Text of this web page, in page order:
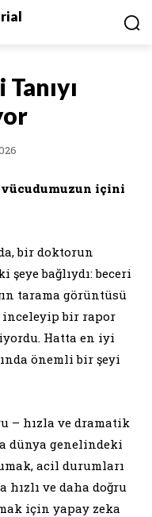
vücudumuzun içini
bir doktorun
bağlıydı: beceri
tarama görüntüsü
bir rapor
Hatta en iyi
önemli bir şeyi
– hızla ve dramatik
dünya genelindeki
acil durumları
hızlı ve daha doğru
için yapay zeka